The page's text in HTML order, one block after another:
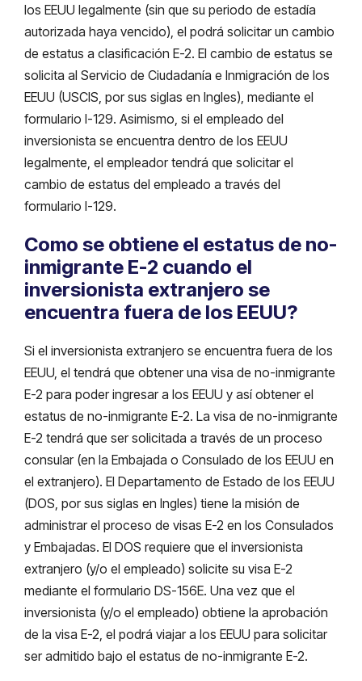
los EEUU legalmente (sin que su periodo de estadía
autorizada haya vencido), el podrá solicitar un cambio
de estatus a clasificación E-2. El cambio de estatus se
solicita al Servicio de Ciudadanía e Inmigración de los
EEUU (USCIS, por sus siglas en Ingles), mediante el
formulario I-129. Asimismo, si el empleado del
inversionista se encuentra dentro de los EEUU
legalmente, el empleador tendrá que solicitar el
cambio de estatus del empleado a través del
formulario I-129.
Como se obtiene el estatus de no-
inmigrante E-2 cuando el
inversionista extranjero se
encuentra fuera de los EEUU?
Si el inversionista extranjero se encuentra fuera de los
EEUU, el tendrá que obtener una visa de no-inmigrante
E-2 para poder ingresar a los EEUU y así obtener el
estatus de no-inmigrante E-2. La visa de no-inmigrante
E-2 tendrá que ser solicitada a través de un proceso
consular (en la Embajada o Consulado de los EEUU en
el extranjero). El Departamento de Estado de los EEUU
(DOS, por sus siglas en Ingles) tiene la misión de
administrar el proceso de visas E-2 en los Consulados
y Embajadas. El DOS requiere que el inversionista
extranjero (y/o el empleado) solicite su visa E-2
mediante el formulario DS-156E. Una vez que el
inversionista (y/o el empleado) obtiene la aprobación
de la visa E-2, el podrá viajar a los EEUU para solicitar
ser admitido bajo el estatus de no-inmigrante E-2.